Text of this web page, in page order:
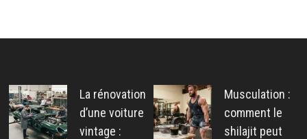
La rénovation
d’une voiture
vintage :
Musculation :
comment le
shilajit peut